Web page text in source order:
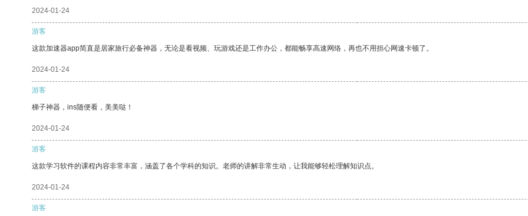
2024-01-24
游客
这款加速器app简直是居家旅行必备神器，无论是看视频、玩游戏还是工作办公，都能畅享高速网络，再也不用担心网速卡顿了。
2024-01-24
游客
梯子神器，ins随便看，美美哒！
2024-01-24
游客
这款学习软件的课程内容非常丰富，涵盖了各个学科的知识。老师的讲解非常生动，让我能够轻松理解知识点。
2024-01-24
游客